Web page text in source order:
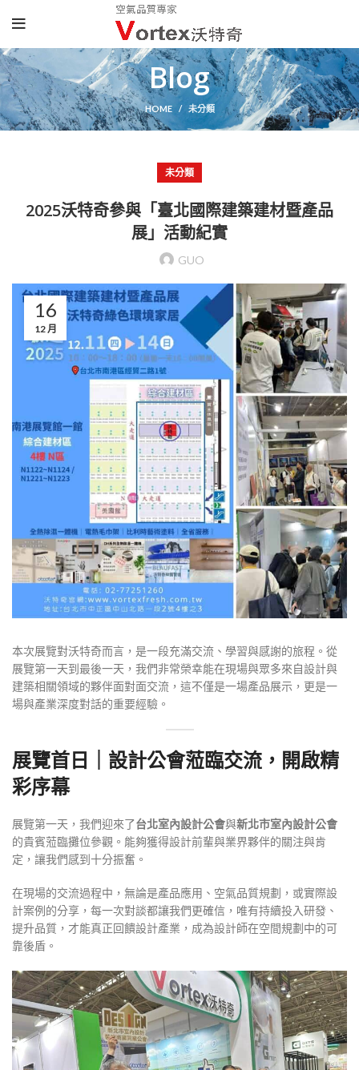
Blog
HOME 未分類
未分類
2025沃特奇參與「臺北國際建築建材暨產品
展」活動紀實
GUO
16
12 月
本次展覽對沃特奇而言，是一段充滿交流、學習與感謝的旅程。從
展覽第一天到最後一天，我們非常榮幸能在現場與眾多來自設計與
建築相關領域的夥伴面對面交流，這不僅是一場產品展示，更是一
場與產業深度對話的重要經驗。
展覽首日｜設計公會蒞臨交流，開啟精
彩序幕
展覽第一天，我們迎來了台北室內設計公會與新北市室內設計公會
的貴賓蒞臨攤位參觀。能夠獲得設計前輩與業界夥伴的關注與肯
定，讓我們感到十分振奮。
在現場的交流過程中，無論是產品應用、空氣品質規劃，或實際設
計案例的分享，每一次對談都讓我們更確信，唯有持續投入研發、
提升品質，才能真正回饋設計產業，成為設計師在空間規劃中的可
靠後盾。